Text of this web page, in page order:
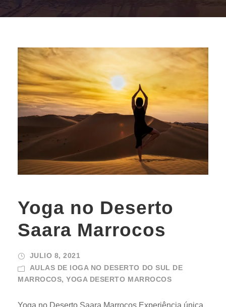
Yoga no Deserto
Saara Marrocos
JULIO 8, 2021
AULAS DE IOGA NO DESERTO DO SUL DE
MARROCOS, YOGA DESERTO MARROCOS
Yoga no Deserto Saara Marrocos Experiência única